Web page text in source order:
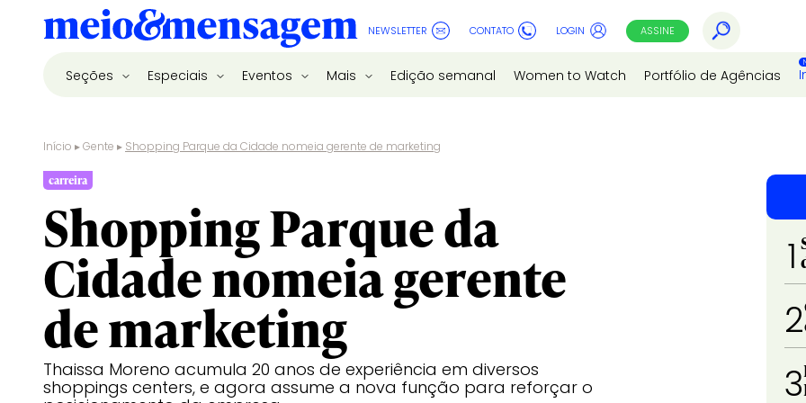
NEWSLETTER CONTATO LOGIN ASSINE
Seções Especiais Eventos Mais Edição semanal Women to Watch Portfólio de Agências
Início ▸Gente ▸ Shopping Parque da Cidade nomeia gerente de marketing
carreira
Shopping Parque da
Cidade nomeia gerente
de marketing
Thaissa Moreno acumula 20 anos de experiência em diversos
shoppings centers, e agora assume a nova função para reforçar o
1
2
3